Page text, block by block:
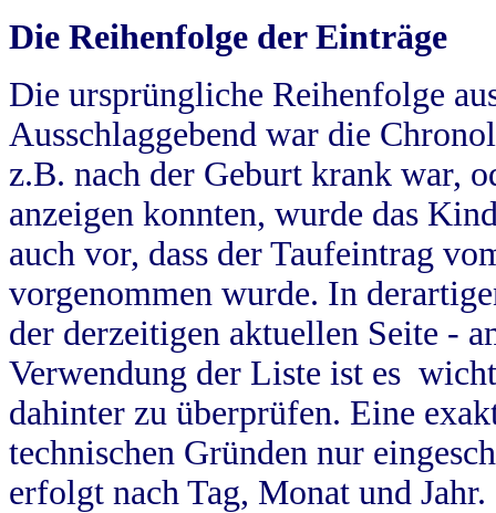
Die Reihenfolge der Einträge
Die ursprüngliche Reihenfolge
Ausschlaggebend war die
z.B. nach der Geburt krank war,
anzeigen konnten, wurde das
auch vor, dass der Taufeintrag
vorgenommen wurde. In
der derzeitigen aktuellen Seite -
Verwendung der Liste ist es
dahinter zu überprüfen. Eine
technischen Gründen nur
erfolgt nach Tag, Monat und Jahr.